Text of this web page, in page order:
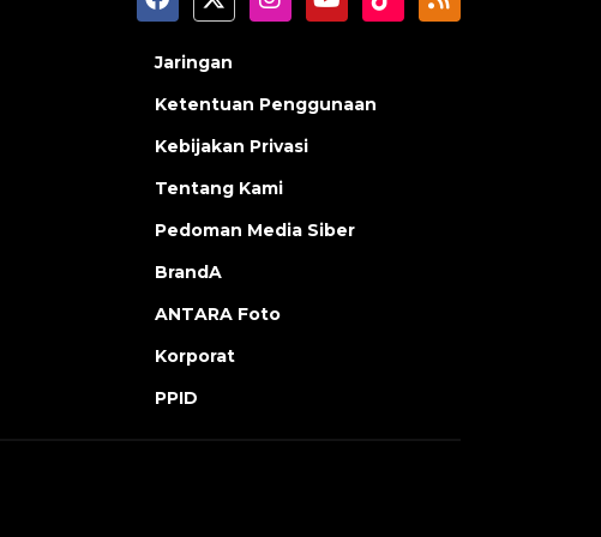
Jaringan
Ketentuan Penggunaan
Kebijakan Privasi
Tentang Kami
Pedoman Media Siber
BrandA
ANTARA Foto
Korporat
PPID